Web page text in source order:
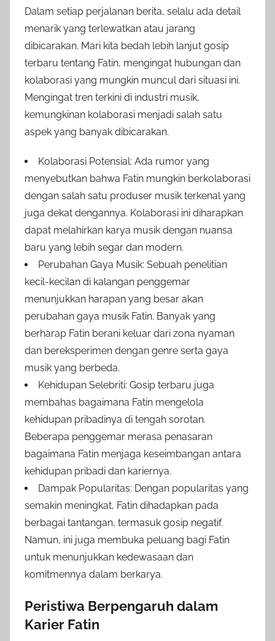
Dalam setiap perjalanan berita, selalu ada detail
menarik yang terlewatkan atau jarang
dibicarakan. Mari kita bedah lebih lanjut gosip
terbaru tentang Fatin, mengingat hubungan dan
kolaborasi yang mungkin muncul dari situasi ini.
Mengingat tren terkini di industri musik,
kemungkinan kolaborasi menjadi salah satu
aspek yang banyak dibicarakan.
Kolaborasi Potensial: Ada rumor yang
menyebutkan bahwa Fatin mungkin berkolaborasi
dengan salah satu produser musik terkenal yang
juga dekat dengannya. Kolaborasi ini diharapkan
dapat melahirkan karya musik dengan nuansa
baru yang lebih segar dan modern.
Perubahan Gaya Musik: Sebuah penelitian
kecil-kecilan di kalangan penggemar
menunjukkan harapan yang besar akan
perubahan gaya musik Fatin. Banyak yang
berharap Fatin berani keluar dari zona nyaman
dan bereksperimen dengan genre serta gaya
musik yang berbeda.
Kehidupan Selebriti: Gosip terbaru juga
membahas bagaimana Fatin mengelola
kehidupan pribadinya di tengah sorotan.
Beberapa penggemar merasa penasaran
bagaimana Fatin menjaga keseimbangan antara
kehidupan pribadi dan kariernya.
Dampak Popularitas: Dengan popularitas yang
semakin meningkat, Fatin dihadapkan pada
berbagai tantangan, termasuk gosip negatif.
Namun, ini juga membuka peluang bagi Fatin
untuk menunjukkan kedewasaan dan
komitmennya dalam berkarya.
Peristiwa Berpengaruh dalam
Karier Fatin